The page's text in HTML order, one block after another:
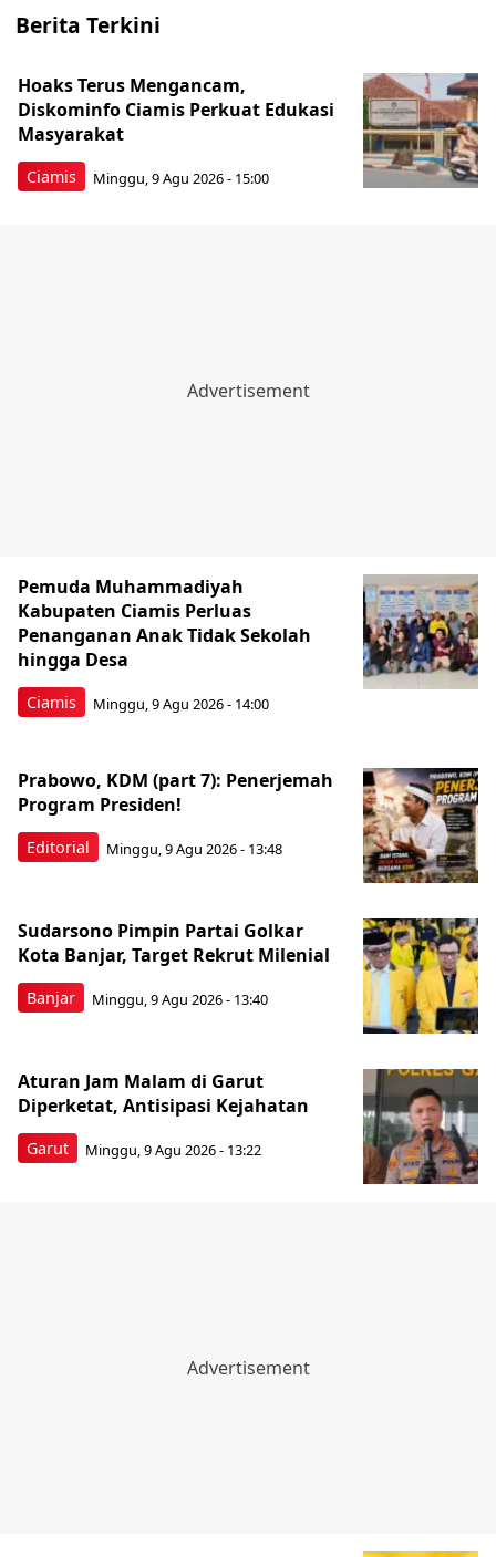
Berita Terkini
Ciamis
Hoaks Terus Mengancam,
Diskominfo Ciamis Perkuat Edukasi
Masyarakat
Minggu, 9 Agu 2026 - 15:00
Ciamis
Pemuda Muhammadiyah
Kabupaten Ciamis Perluas
Penanganan Anak Tidak Sekolah
hingga Desa
Minggu, 9 Agu 2026 - 14:00
Editorial
Prabowo, KDM (part 7): Penerjemah
Program Presiden!
Minggu, 9 Agu 2026 - 13:48
Banjar
Sudarsono Pimpin Partai Golkar
Kota Banjar, Target Rekrut Milenial
Minggu, 9 Agu 2026 - 13:40
Garut
Aturan Jam Malam di Garut
Diperketat, Antisipasi Kejahatan
Minggu, 9 Agu 2026 - 13:22